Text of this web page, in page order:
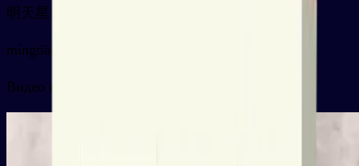
明天星期二
míngtiān xīngqīèr
Видео карточки